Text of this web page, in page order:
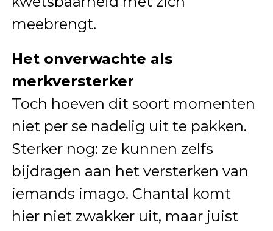
meebrengt.
Het onverwachte als
merkversterker
Toch hoeven dit soort momenten
niet per se nadelig uit te pakken.
Sterker nog: ze kunnen zelfs
bijdragen aan het versterken van
iemands imago. Chantal komt
hier niet zwakker uit, maar juist